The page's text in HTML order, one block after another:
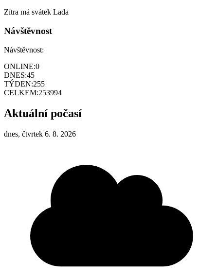
Zítra má svátek Lada
Návštěvnost
Návštěvnost:
ONLINE:0
DNES:45
TÝDEN:255
CELKEM:253994
Aktuální počasí
dnes, čtvrtek 6. 8. 2026